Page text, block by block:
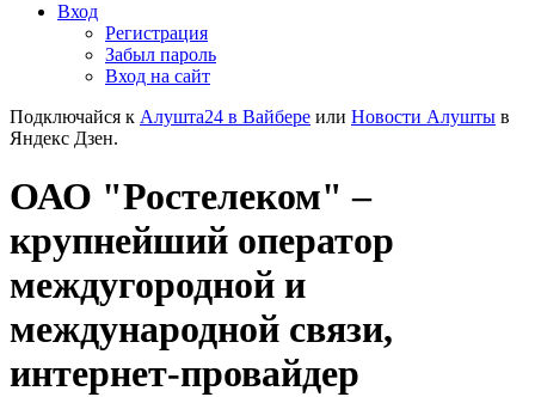
Вход
Регистрация
Забыл пароль
Вход на сайт
Подключайся к Алушта24 в Вайбере или Новости Алушты в
Яндекс Дзен.
ОАО "Ростелеком" –
крупнейший оператор
междугородной и
международной связи,
интернет-провайдер